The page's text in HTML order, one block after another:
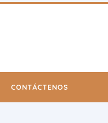
CONTÁCTENOS